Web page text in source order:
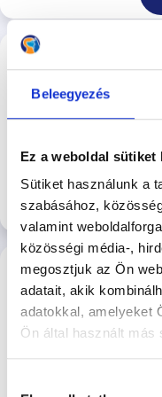
Beleegyezés
Ez a weboldal sütiket
Sütiket használunk a
szabásához,
valamint
közösségi média-,
megosztjuk az Ön
adatait, akik
adatokkal, amelyeket
Ön által használt más
szeminárium. 2026.
ÖKT – Kőbánya
Vasárnap
Vasárnap reggeli
2026-08-16